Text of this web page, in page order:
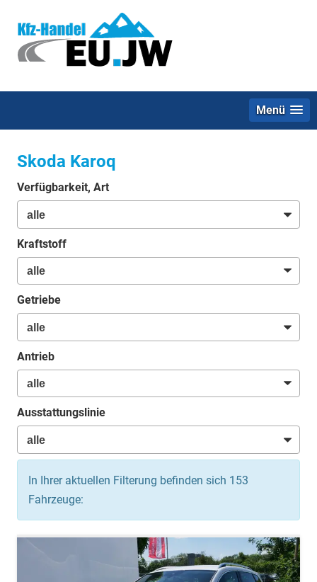
Menü
Skoda Karoq
Verfügbarkeit, Art
Kraftstoff
Getriebe
Antrieb
Ausstattungslinie
In Ihrer aktuellen Filterung befinden sich 153
Fahrzeuge: